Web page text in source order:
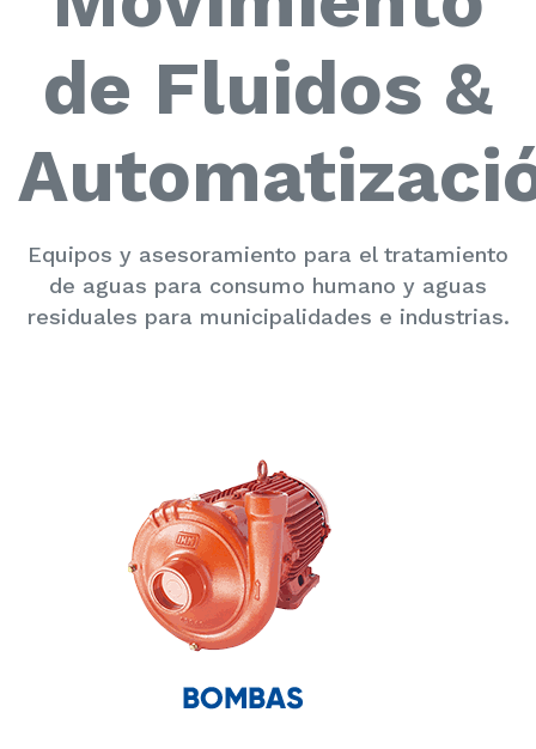
de Fluidos &
Equipos y asesoramiento para el tratamiento
de aguas para consumo humano y aguas
residuales para municipalidades e industrias.